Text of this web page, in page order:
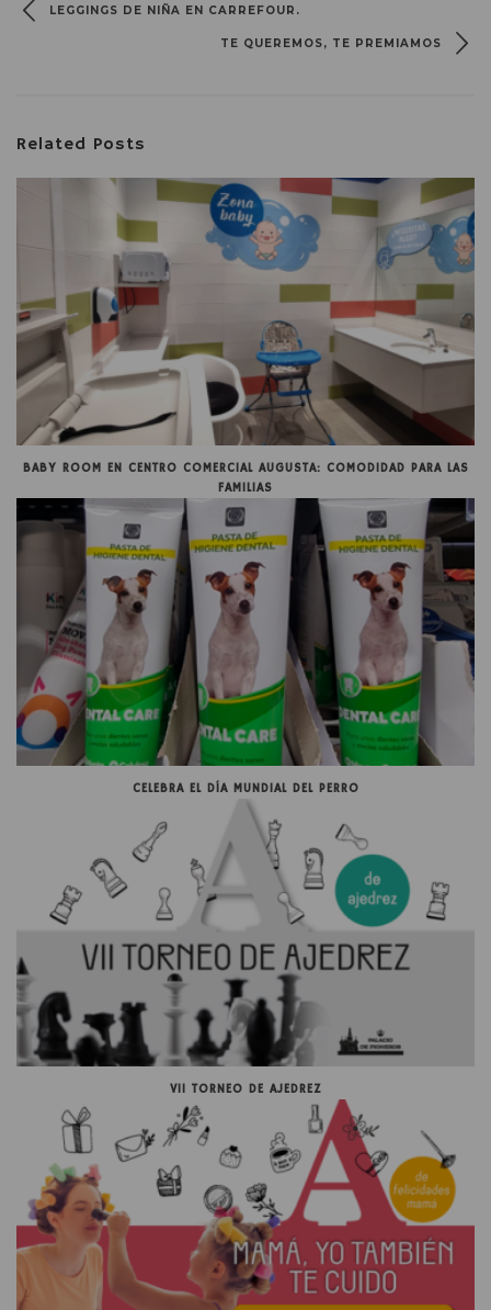
LEGGINGS DE NIÑA EN CARREFOUR.
TE QUEREMOS, TE PREMIAMOS
Related Posts
BABY ROOM EN CENTRO COMERCIAL AUGUSTA: COMODIDAD PARA LAS
FAMILIAS
CELEBRA EL DÍA MUNDIAL DEL PERRO
VII TORNEO DE AJEDREZ